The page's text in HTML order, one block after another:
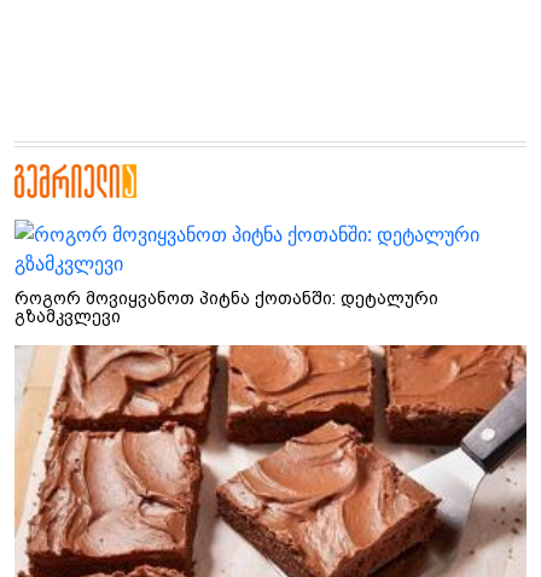
როგორ მოვიყვანოთ პიტნა ქოთანში: დეტალური
გზამკვლევი